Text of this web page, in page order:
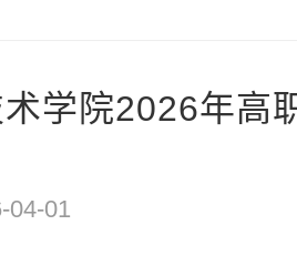
学院2026年高
04-01